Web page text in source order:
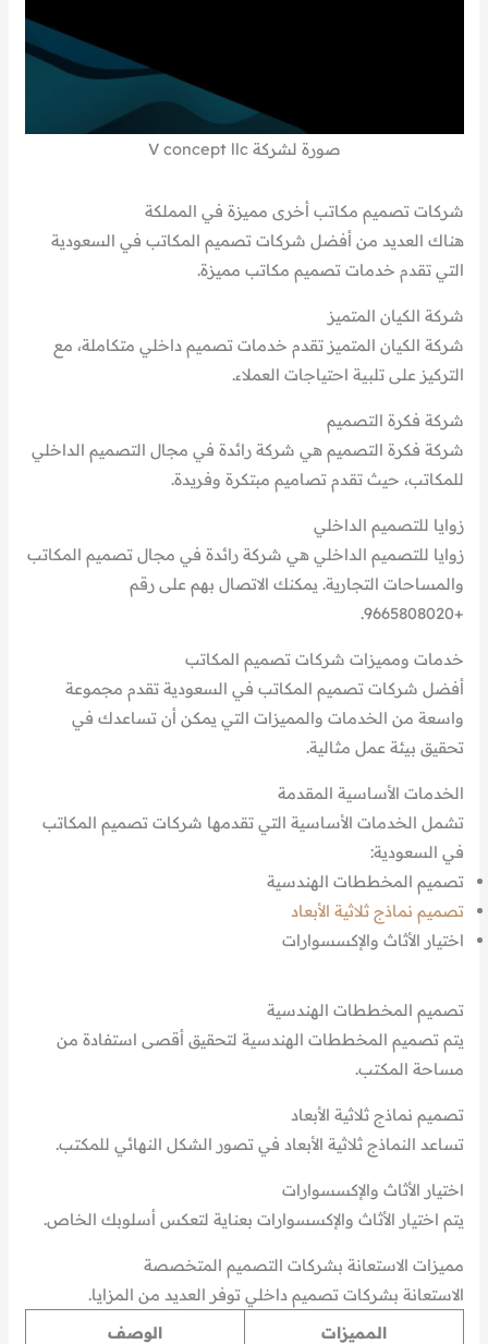
صورة لشركة V concept llc
شركات تصميم مكاتب أخرى مميزة في المملكة
هناك العديد من أفضل شركات تصميم المكاتب في السعودية
التي تقدم خدمات تصميم مكاتب مميزة.
شركة الكيان المتميز
شركة الكيان المتميز تقدم خدمات تصميم داخلي متكاملة، مع
التركيز على تلبية احتياجات العملاء.
شركة فكرة التصميم
شركة فكرة التصميم هي شركة رائدة في مجال التصميم الداخلي
للمكاتب، حيث تقدم تصاميم مبتكرة وفريدة.
زوايا للتصميم الداخلي
زوايا للتصميم الداخلي هي شركة رائدة في مجال تصميم المكاتب
والمساحات التجارية. يمكنك الاتصال بهم على رقم
+9665808020.
خدمات ومميزات شركات تصميم المكاتب
أفضل شركات تصميم المكاتب في السعودية تقدم مجموعة
واسعة من الخدمات والمميزات التي يمكن أن تساعدك في
تحقيق بيئة عمل مثالية.
الخدمات الأساسية المقدمة
تشمل الخدمات الأساسية التي تقدمها شركات تصميم المكاتب
في السعودية:
تصميم المخططات الهندسية
تصميم نماذج ثلاثية الأبعاد
اختيار الأثاث والإكسسوارات
تصميم المخططات الهندسية
يتم تصميم المخططات الهندسية لتحقيق أقصى استفادة من
مساحة المكتب.
تصميم نماذج ثلاثية الأبعاد
تساعد النماذج ثلاثية الأبعاد في تصور الشكل النهائي للمكتب.
اختيار الأثاث والإكسسوارات
يتم اختيار الأثاث والإكسسوارات بعناية لتعكس أسلوبك الخاص.
مميزات الاستعانة بشركات التصميم المتخصصة
الاستعانة بشركات تصميم داخلي توفر العديد من المزايا.
المميزات
الوصف